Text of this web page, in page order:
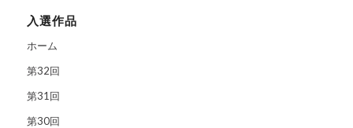
入選作品
ホーム
第32回
第31回
第30回